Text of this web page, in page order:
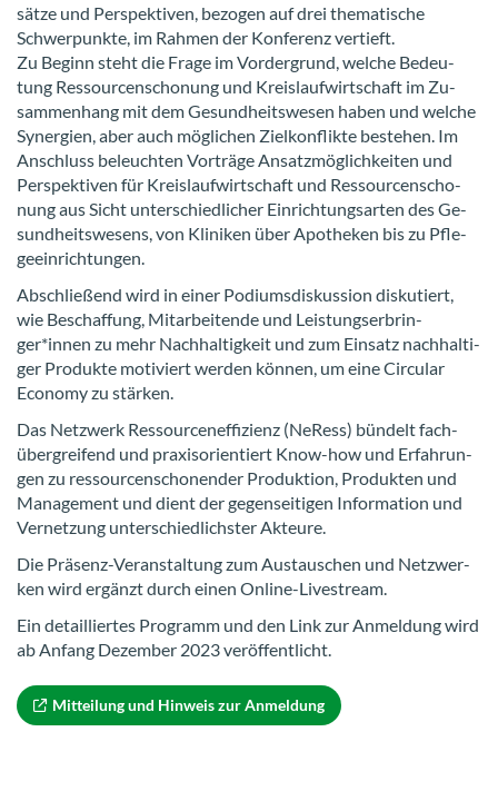
sät­ze und Per­spek­ti­ven, be­zo­gen auf drei the­ma­ti­sche
Schwer­punk­te, im Rah­men der Kon­fe­renz ver­tieft.
Zu Be­ginn steht die Frage im Vor­der­grund, wel­che Be­deu­
tung Res­sour­cen­scho­nung und Kreis­lauf­wirt­schaft im Zu­
sam­men­hang mit dem Ge­sund­heits­we­sen haben und wel­che
Syn­er­gien, aber auch mög­li­chen Ziel­kon­flik­te be­stehen. Im
An­schluss be­leuch­ten Vor­trä­ge An­satz­mög­lich­kei­ten und
Per­spek­ti­ven für Kreis­lauf­wirt­schaft und Res­sour­cen­scho­
nung aus Sicht un­ter­schied­li­cher Ein­rich­tungs­ar­ten des Ge­
sund­heits­we­sens, von Kli­ni­ken über Apo­the­ken bis zu Pfle­
ge­ein­rich­tun­gen.
Ab­schlie­ßend wird in einer Po­di­ums­dis­kus­si­on dis­ku­tiert,
wie Be­schaf­fung, Mit­ar­bei­ten­de und Leis­tungs­er­brin­
ger*innen zu mehr Nach­hal­tig­keit und zum Ein­satz nach­hal­ti­
ger Pro­duk­te mo­ti­viert wer­den kön­nen, um eine Cir­cu­lar
Eco­no­my zu stär­ken.
Das Netz­werk Res­sour­cen­ef­fi­zi­enz (NeR­ess) bün­delt fach­
über­grei­fend und pra­xis­ori­en­tiert Know-​how und Er­fah­run­
gen zu res­sour­cen­scho­nen­der Pro­duk­ti­on, Pro­duk­ten und
Ma­nage­ment und dient der ge­gen­sei­ti­gen In­for­ma­ti­on und
Ver­net­zung un­ter­schied­lichs­ter Ak­teu­re.
Die Präsenz-​Veranstaltung zum Aus­tau­schen und Netz­wer­
ken wird er­gänzt durch einen Online-​Livestream.
Ein de­tail­lier­tes Pro­gramm und den Link zur An­mel­dung wird
ab An­fang De­zem­ber 2023 ver­öf­fent­licht.
Mit­tei­lung und Hin­weis zur An­mel­dung